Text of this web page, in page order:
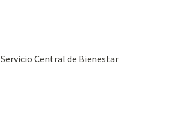
Servicio Central de Bienestar